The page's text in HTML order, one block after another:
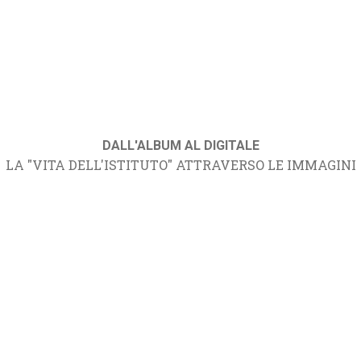
DALL'ALBUM AL DIGITALE
LA "VITA DELL'ISTITUTO" ATTRAVERSO LE IMMAGINI